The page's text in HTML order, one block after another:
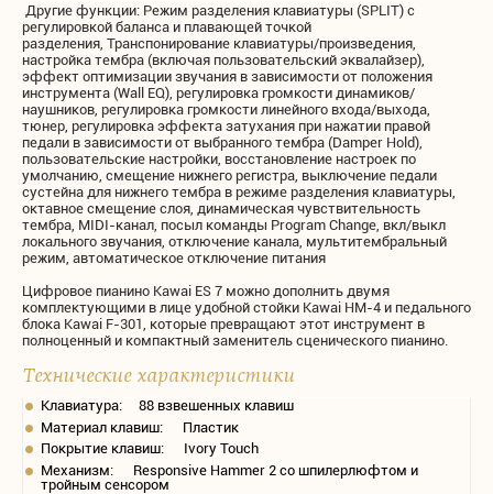
Другие функции: Режим разделения клавиатуры (SPLIT) с
регулировкой баланса и плавающей точкой
разделения, Транспонирование клавиатуры/произведения,
настройка тембра (включая пользовательский эквалайзер),
эффект оптимизации звучания в зависимости от положения
инструмента (Wall EQ), регулировка громкости динамиков/
наушников, регулировка громкости линейного входа/выхода,
тюнер, регулировка эффекта затухания при нажатии правой
педали в зависимости от выбранного тембра (Damper Hold),
пользовательские настройки, восстановление настроек по
умолчанию, смещение нижнего регистра, выключение педали
сустейна для нижнего тембра в режиме разделения клавиатуры,
октавное смещение слоя, динамическая чувствительность
тембра, MIDI-канал, посыл команды Program Change, вкл/выкл
локального звучания, отключение канала, мультитембральный
режим, автоматическое отключение питания
Цифровое пианино Kawai ES 7 можно дополнить двумя
комплектующими в лице удобной стойки Kawai HM-4 и педального
блока Kawai F-301, которые превращают этот инструмент в
полноценный и компактный заменитель сценического пианино.
Технические характеристики
Клавиатура: 88 взвешенных клавиш
Материал клавиш: Пластик
Покрытие клавиш: Ivory Touch
Механизм: Responsive Hammer 2 со шпилерлюфтом и
тройным сенсором